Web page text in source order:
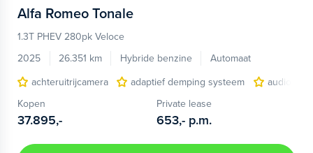
Alfa Romeo Tonale
1.3T PHEV 280pk Veloce
2025
26.351 km Hybride benzine
Automaat
achteruitrijcamera
adaptief demping systeem
audio
Kopen
37.895,-
Private lease
653,- p.m.